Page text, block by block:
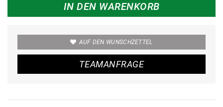
IN DEN WARENKORB
AUF DEN WUNSCHZETTEL
TEAMANFRAGE